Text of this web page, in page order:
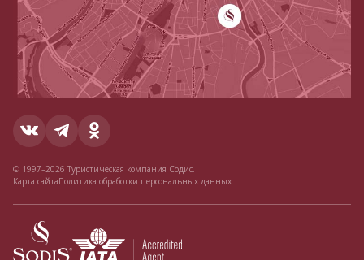
© 1997–2026 Туристическая компания Содис.
Карта сайтаПолитика обработки персональных данных